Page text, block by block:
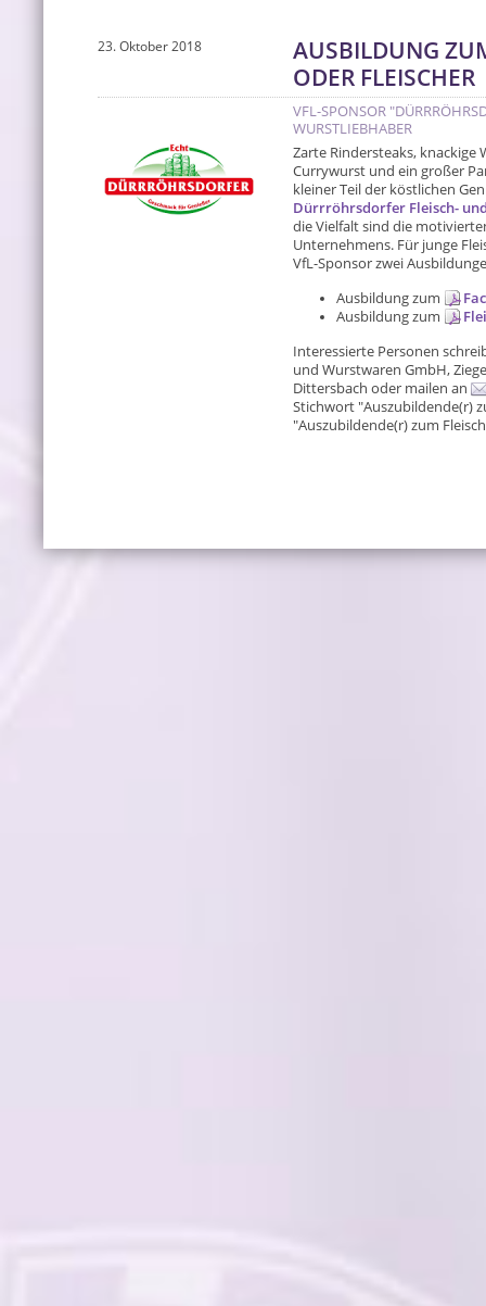
AUSBILDUNG
ODER FLEISCHER
23. Oktober 2018
VFL-SPONSOR
WURSTLIEBHABER
Zarte Rindersteaks, knackige
Currywurst und ein großer
kleiner Teil der köstlichen
Dürrröhrsdorfer Fleisch-
die Vielfalt sind die
Unternehmens. Für junge
VfL-Sponsor zwei
Ausbildung zum
Ausbildung zum
Interessierte Personen
und Wurstwaren GmbH,
Dittersbach oder mailen an
Stichwort "Auszubildende(r)
"Auszubildende(r) zum